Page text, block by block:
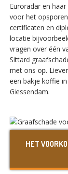
Euroradar en
voor het
certificaten en
locatie
vragen over één
Sittard
met ons op.
een bakje koffie
Giessendam.
HET